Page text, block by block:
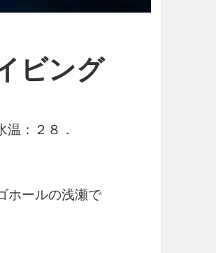
ビング
：２８．
ホールの浅瀬で